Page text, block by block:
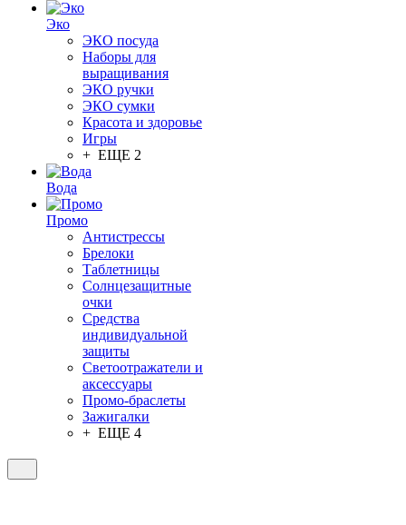
Эко
ЭКО посуда
Наборы для
выращивания
ЭКО ручки
ЭКО сумки
Красота и здоровье
Игры
+ ЕЩЕ 2
Вода
Промо
Антистрессы
Брелоки
Таблетницы
Солнцезащитные
очки
Средства
индивидуальной
защиты
Светоотражатели и
аксессуары
Промо-браслеты
Зажигалки
+ ЕЩЕ 4